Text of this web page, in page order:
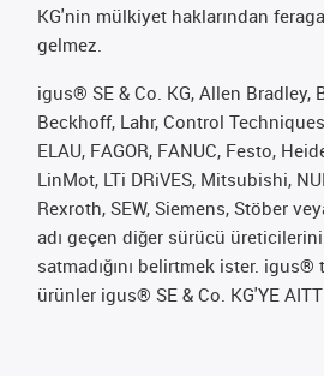
KG'nin mülkiyet haklarından
gelmez.
igus® SE & Co. KG, Allen Bradley,
Beckhoff, Lahr, Control
ELAU, FAGOR, FANUC, Festo,
LinMot, LTi DRiVES, Mitsubishi,
Rexroth, SEW, Siemens, Stöber
adı geçen diğer sürücü
satmadığını belirtmek ister. igus®
ürünler igus® SE & Co. KG'YE